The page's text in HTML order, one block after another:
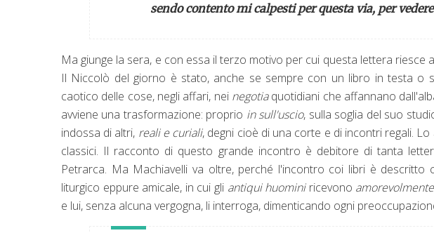
sendo contento mi calpesti per questa via, per
Ma giunge la sera, e con essa il terzo motivo per cui questa lettera
Il Niccolò del giorno è stato, anche se sempre con un libro in testa o
caotico delle cose, negli affari, nei negotiaquotidiani che affannano
avviene una trasformazione: proprio in sull'uscio, sulla soglia del suo
indossa di altri, reali e curiali, degni cioè di una corte e di incontri regali.
classici. Il racconto di questo grande incontro è debitore di tanta
Petrarca. Ma Machiavelli va oltre, perché l'incontro coi libri è
liturgico eppure amicale, in cui gli antiqui huomini ricevono amorevolmente
e lui, senza alcuna vergogna, li interroga, dimenticando ogni